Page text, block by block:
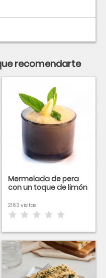
recomendarte
Mermelada de pera
con un toque de limón
2163 visitas